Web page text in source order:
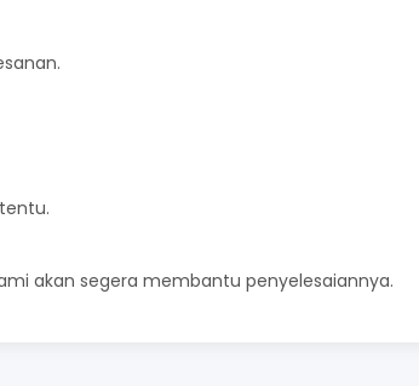
akan segera membantu penyelesaiannya.